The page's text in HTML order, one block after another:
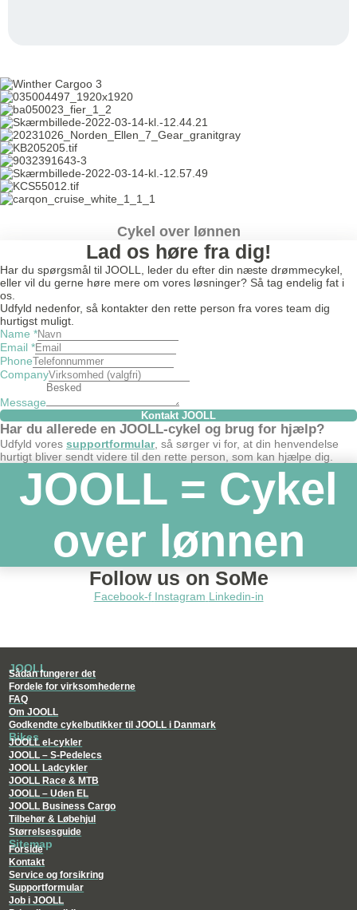
Cykel over lønnen
Lad os høre fra dig!
Har du spørgsmål til JOOLL, leder du efter din næste drømmecykel,
eller vil du gerne høre mere om vores løsninger? Så tag endelig fat i
os.
Udfyld nedenfor, så kontakter den rette person fra vores team dig
hurtigst muligt.
Name *
Email *
Phone
Company
Message
Kontakt JOOLL
Har du allerede en JOOLL-cykel og brug for hjælp?
Udfyld vores supportformular, så sørger vi for, at din henvendelse
hurtigt bliver sendt videre til den rette person, som kan hjælpe dig.
JOOLL = Cykel
over lønnen
Follow us on SoMe
Facebook-f Instagram Linkedin-in
JOOLL
Sådan fungerer det
Fordele for virksomhederne
FAQ
Om JOOLL
Godkendte cykelbutikker til JOOLL i Danmark
Bikes
JOOLL el-cykler
JOOLL – S-Pedelecs
JOOLL Ladcykler
JOOLL Race & MTB
JOOLL – Uden EL
JOOLL Business Cargo
Tilbehør & Løbehjul
Størrelsesguide
Sitemap
Forside
Kontakt
Service og forsikring
Supportformular
Job i JOOLL